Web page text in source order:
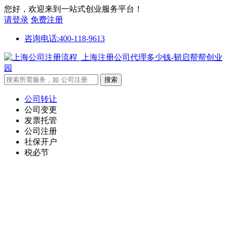
您好，欢迎来到一站式创业服务平台！
请登录 免费注册
咨询电话:400-118-9613
公司转让
公司变更
发票托管
公司注册
社保开户
税必节